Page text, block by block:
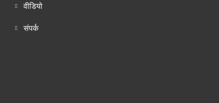
वीडियो
संपर्क